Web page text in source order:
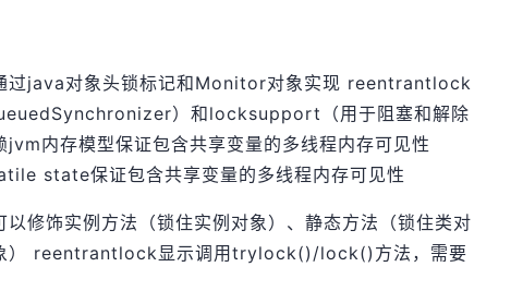
过java对象头锁标记和Monitor对象实现 reentrantlock
）和locksupport（用于阻塞和解除
内存模型保证包含共享变量的多线程内存可见性
state保证包含共享变量的多线程内存可见性
修饰实例方法（锁住实例对象）、静态方法（锁住类对
） reentrantlock显示调用trylock()/lock()方法，需要